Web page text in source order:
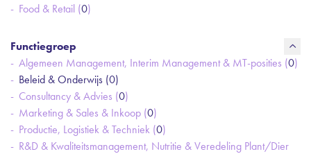
Food & Retail (0)
Functiegroep
Algemeen Management, Interim Management & MT-posities (0)
Beleid & Onderwijs (0)
Consultancy & Advies (0)
Marketing & Sales & Inkoop (0)
Productie, Logistiek & Techniek (0)
R&D & Kwaliteitsmanagement, Nutritie & Veredeling Plant/Dier